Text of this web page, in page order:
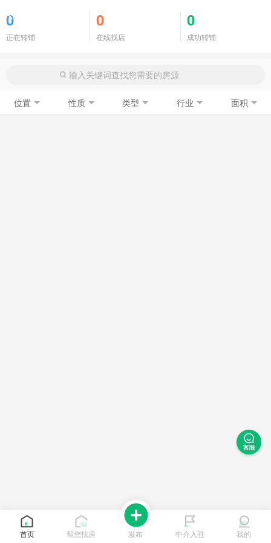
0
正在转铺
0
在线找店
0
成功转铺
位置 性质 类型 行业 面积
首页 帮您找房 发布 中介入驻 我的